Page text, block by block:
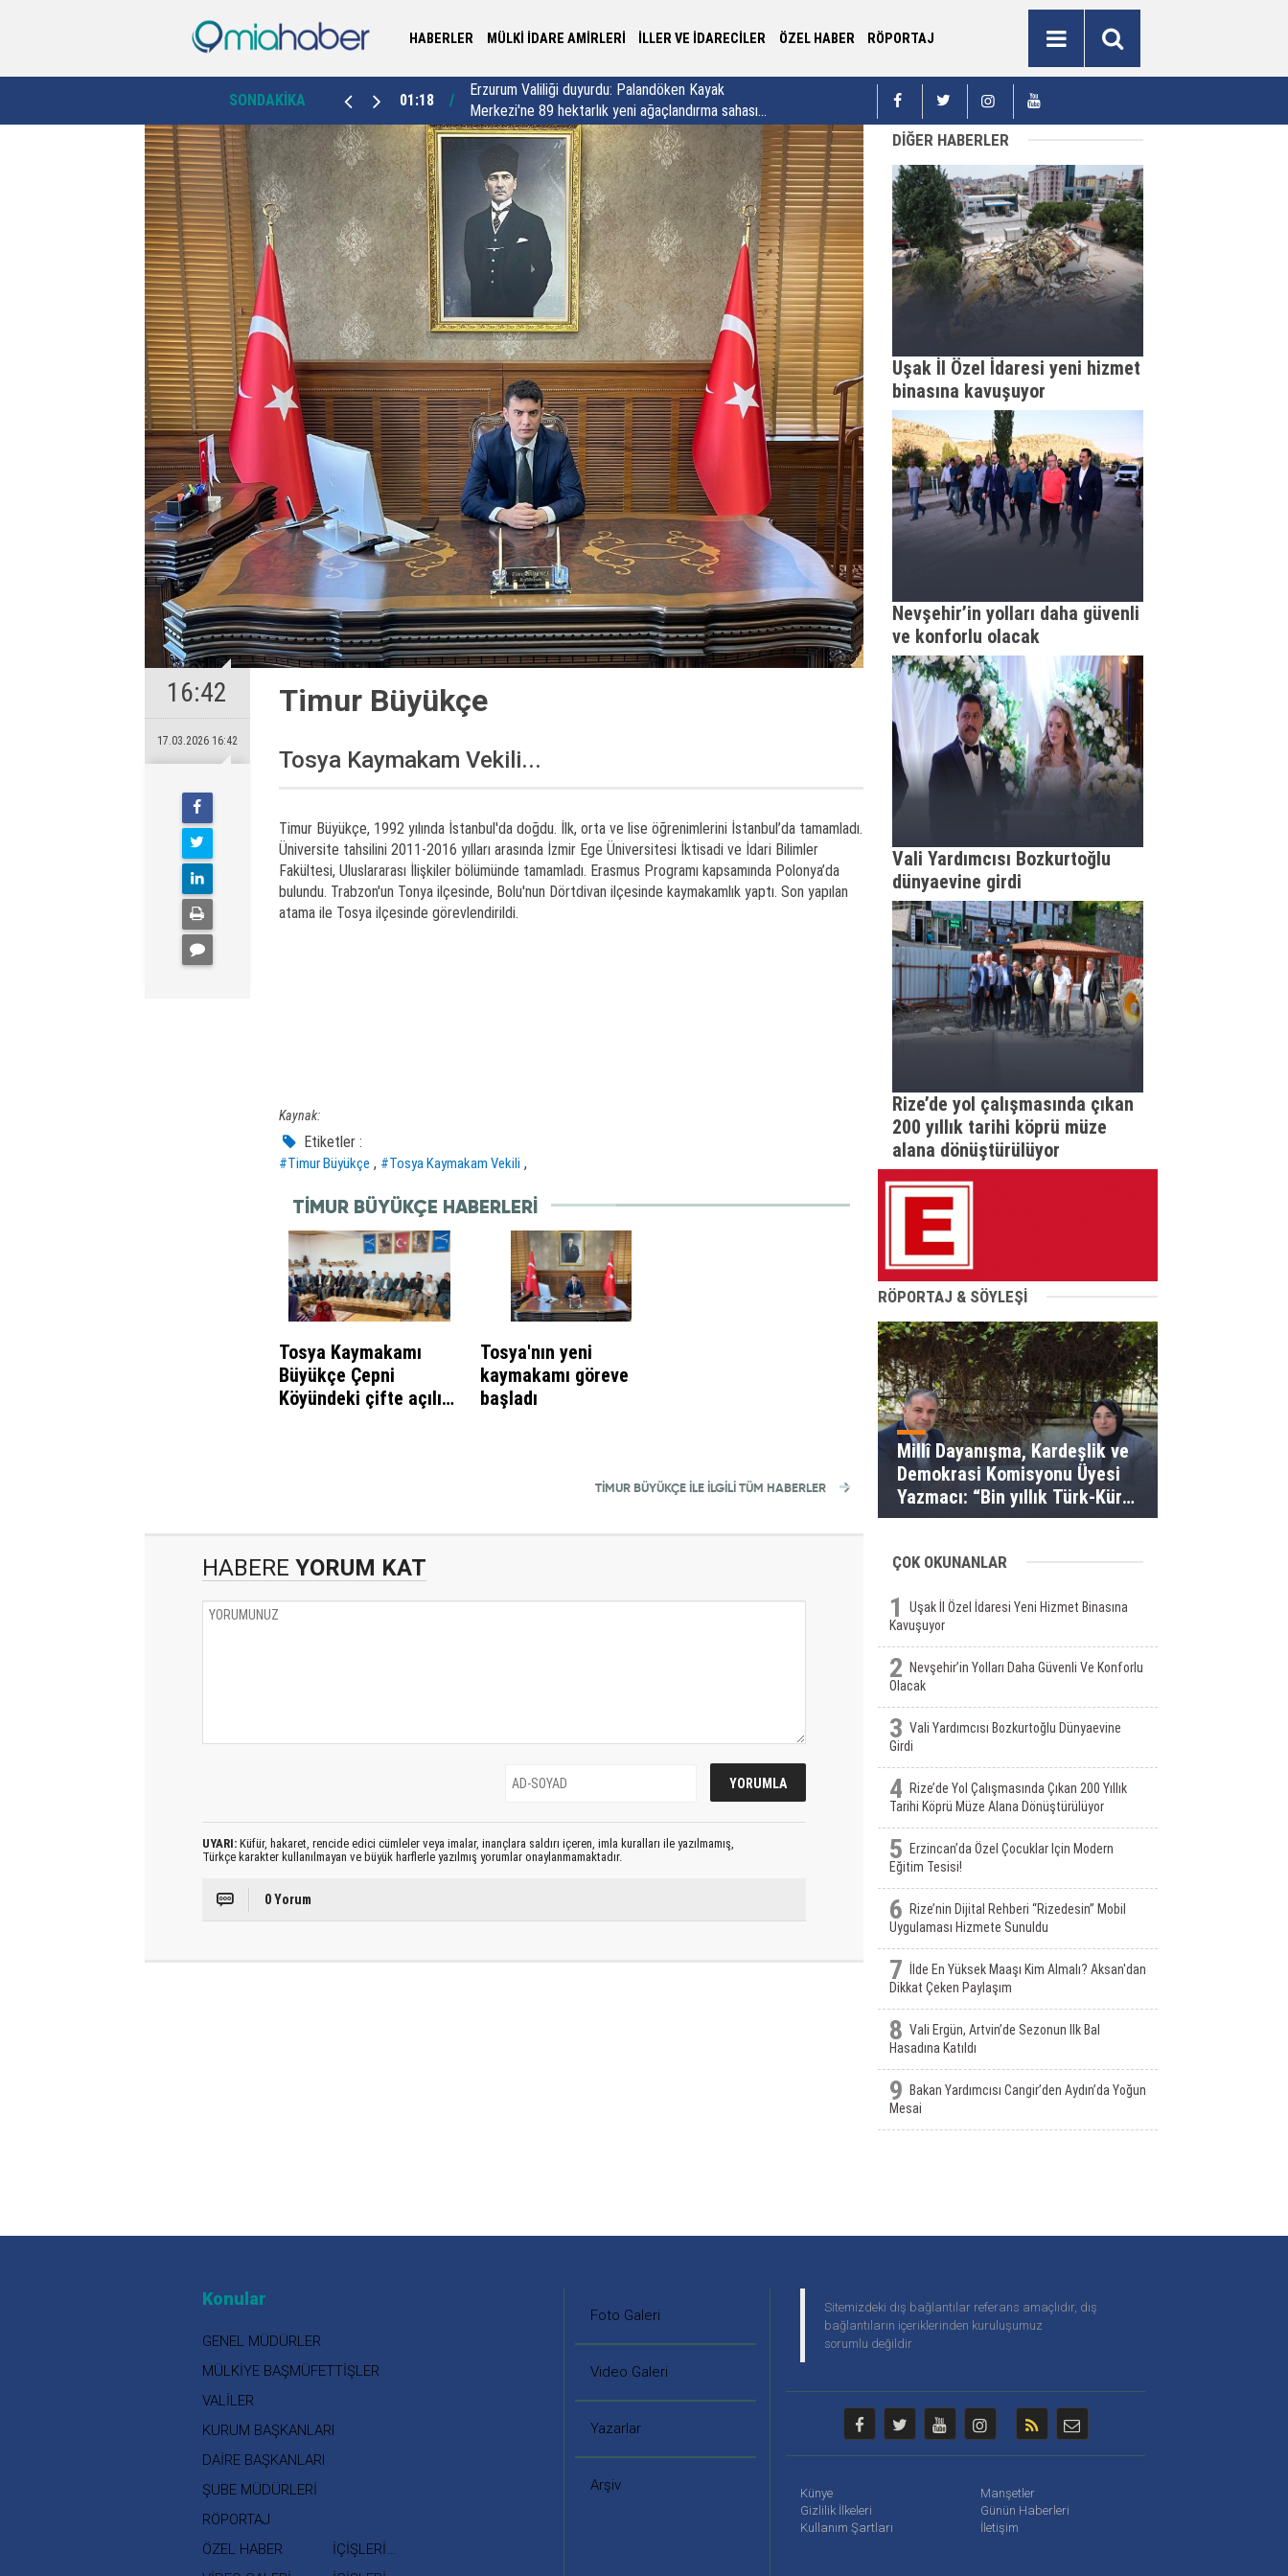
HABERLER MÜLKİ İDARE AMİRLERİ İLLER VE İDARECİLER ÖZEL HABER RÖPORTAJ
SONDAKİKA
Erzurum Valiliği duyurdu: Palandöken Kayak
Merkezi'ne 89 hektarlık yeni ağaçlandırma sahası
23:48
Vali Aydoğdu Üzümlü’de: "Al bayrağın gölgesi
altında beraber yaşamaya yeminliyiz"
Kütahya’da korkutan anız ve orman yangını ekiplerin
hızlı müdahalesiyle kontrol altına alındı
16:42
17.03.2026 16:42
Timur Büyükçe
Tosya Kaymakam Vekili...
Timur Büyükçe, 1992 yılında İstanbul'da doğdu. İlk, orta ve lise öğrenimlerini İstanbul’da tamamladı.
Üniversite tahsilini 2011-2016 yılları arasında İzmir Ege Üniversitesi İktisadi ve İdari Bilimler
Fakültesi, Uluslararası İlişkiler bölümünde tamamladı. Erasmus Programı kapsamında Polonya’da
bulundu. Trabzon'un Tonya ilçesinde, Bolu'nun Dörtdivan ilçesinde kaymakamlık yaptı. Son yapılan
atama ile Tosya ilçesinde görevlendirildi.
Kaynak:
Etiketler :
#Timur Büyükçe , #Tosya Kaymakam Vekili ,
TIMUR BÜYÜKÇE HABERLERI
Tosya Kaymakamı
Büyükçe Çepni
Köyündeki çifte açılışa
Tosya'nın yeni
kaymakamı göreve
başladı
TIMUR BÜYÜKÇE İLE İLGİLİ TÜM HABERLER
HABERE YORUM KAT
UYARI:Küfür, hakaret, rencide edici cümleler veya imalar, inançlara saldırı içeren, imla kuralları ile yazılmamış,
Türkçe karakter kullanılmayan ve büyük harflerle yazılmış yorumlar onaylanmamaktadır.
0 Yorum
DİĞER HABERLER
Uşak İl Özel İdaresi yeni hizmet
binasına kavuşuyor
Nevşehir’in yolları daha güvenli
ve konforlu olacak
Vali Yardımcısı Bozkurtoğlu
dünyaevine girdi
Rize’de yol çalışmasında çıkan
200 yıllık tarihi köprü müze
alana dönüştürülüyor
RÖPORTAJ & SÖYLEŞİ
Millî Dayanışma, Kardeşlik ve
Demokrasi Komisyonu Üyesi
Yazmacı: “Bin yıllık Türk-Kürt
kardeşliği bir slogan değil, bu
ÇOK OKUNANLAR
1
Uşak İl Özel İdaresi Yeni Hizmet Binasına
Kavuşuyor
2
Nevşehir’in Yolları Daha Güvenli Ve Konforlu
Olacak
3 Vali Yardımcısı Bozkurtoğlu Dünyaevine
Girdi
4
Rize’de Yol Çalışmasında Çıkan 200 Yıllık
Tarihi Köprü Müze Alana Dönüştürülüyor
5
Erzincan’da Özel Çocuklar Için Modern
Eğitim Tesisi!
6
Rize’nin Dijital Rehberi “Rizedesin” Mobil
Uygulaması Hizmete Sunuldu
7
İlde En Yüksek Maaşı Kim Almalı? Aksan'dan
Dikkat Çeken Paylaşım
8 Vali Ergün, Artvin’de Sezonun Ilk Bal
Hasadına Katıldı
9
Bakan Yardımcısı Cangir’den Aydın’da Yoğun
Mesai
Sitemizdeki dış bağlantılar referans amaçlıdır, dış
bağlantıların içeriklerinden kuruluşumuz
sorumlu değildir
Künye
Gizlilik İlkeleri
Kullanım Şartları
Manşetler
Günün Haberleri
İletişim
Foto Galeri
Video Galeri
Yazarlar
Arşiv
Konular
GENEL MÜDÜRLER
MÜLKİYE BAŞMÜFETTİŞLER
VALİLER
KURUM BAŞKANLARI
DAİRE BAŞKANLARI
ŞUBE MÜDÜRLERİ
RÖPORTAJ
ÖZEL HABER
İÇİŞLERİ
BAKANI